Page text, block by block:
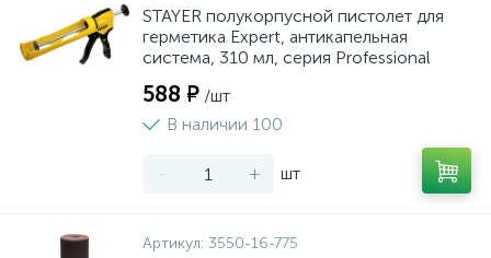
STAYER полукорпусной пистолет для
герметика Expert, антикапельная
система, 310 мл, серия Professional
588 ₽ /шт
В наличии 100
- + шт
Артикул: 3550-16-775